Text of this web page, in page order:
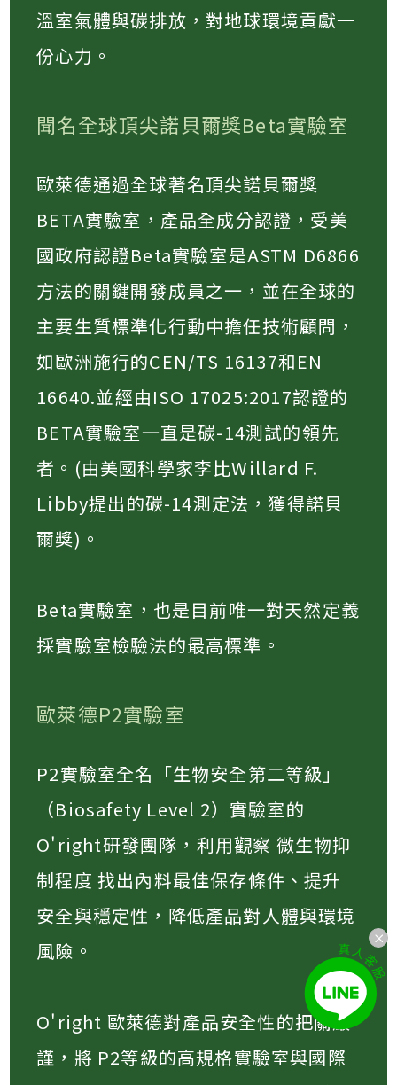
溫室氣體與碳排放，對地球環境貢獻一
份心力。
聞名全球頂尖諾貝爾獎Beta實驗室
歐萊德通過全球著名頂尖諾貝爾獎
BETA實驗室，產品全成分認證，受美
國政府認證Beta實驗室是ASTM D6866
方法的關鍵開發成員之一，並在全球的
主要生質標準化行動中擔任技術顧問，
如歐洲施行的CEN/TS 16137和EN
16640.並經由ISO 17025:2017認證的
BETA實驗室一直是碳-14測試的領先
者。(由美國科學家李比Willard F.
Libby提出的碳-14測定法，獲得諾貝
爾獎)。​
Beta實驗室，也是目前唯一對天然定義
採實驗室檢驗法的最高標準。​
歐萊德P2實驗室
P2實驗室全名「生物安全第二等級」
（Biosafety Level 2）實驗室的
O'right研發團隊，利用觀察 微生物抑
制程度 找出內料最佳保存條件、提升
安全與穩定性，降低產品對人體與環境
風險​。
O'right 歐萊德對產品安全性的把關嚴
謹，將 P2等級的高規格實驗室與國際